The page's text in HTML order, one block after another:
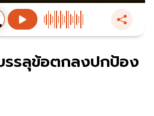
รรลุข้อตกลงปกป้อง